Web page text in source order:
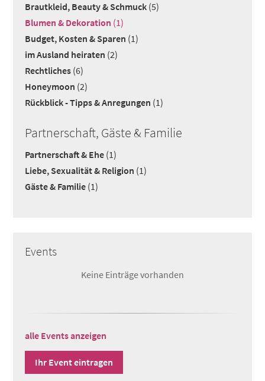
Brautkleid, Beauty & Schmuck (5)
Blumen & Dekoration (1)
Budget, Kosten & Sparen (1)
im Ausland heiraten (2)
Rechtliches (6)
Honeymoon (2)
Rückblick - Tipps & Anregungen (1)
Partnerschaft, Gäste & Familie
Partnerschaft & Ehe (1)
Liebe, Sexualität & Religion (1)
Gäste & Familie (1)
Events
Keine Einträge vorhanden
alle Events anzeigen
Ihr Event eintragen